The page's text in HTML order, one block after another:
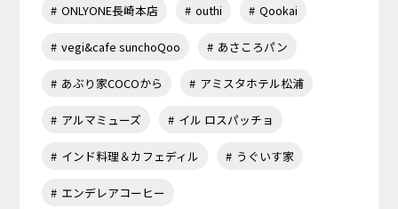
ONLYONE長崎本店 outhi Qookai
vegi&cafe sunchoQoo あさころパン
あぶり家COCOから アミスタホテル松浦
アルマミューズ イル ロスパッチョ
インド料理＆カフェディル うぐいす家
エンデレアコーヒー